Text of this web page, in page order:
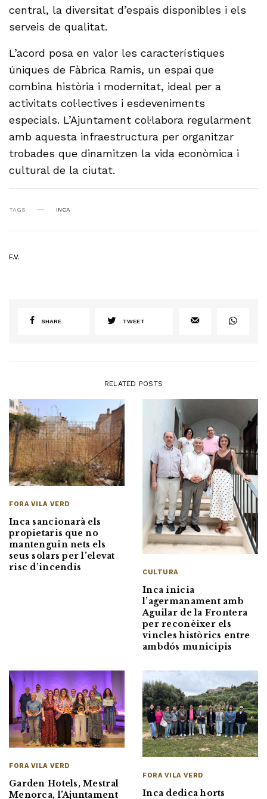
central, la diversitat d’espais disponibles i els
serveis de qualitat.
L’acord posa en valor les característiques
úniques de Fàbrica Ramis, un espai que
combina història i modernitat, ideal per a
activitats col·lectives i esdeveniments
especials. L’Ajuntament col·labora regularment
amb aquesta infraestructura per organitzar
trobades que dinamitzen la vida econòmica i
cultural de la ciutat.
TAGS INCA
F.V.
SHARE TWEET
RELATED POSTS
FORA VILA VERD
Inca sancionarà els
propietaris que no
mantenguin nets els
seus solars per l’elevat
risc d’incendis
CULTURA
Inca inicia
l’agermanament amb
Aguilar de la Frontera
per reconèixer els
vincles històrics entre
ambdós municipis
FORA VILA VERD
Garden Hotels, Mestral
Menorca, l’Ajuntament
FORA VILA VERD
Inca dedica horts